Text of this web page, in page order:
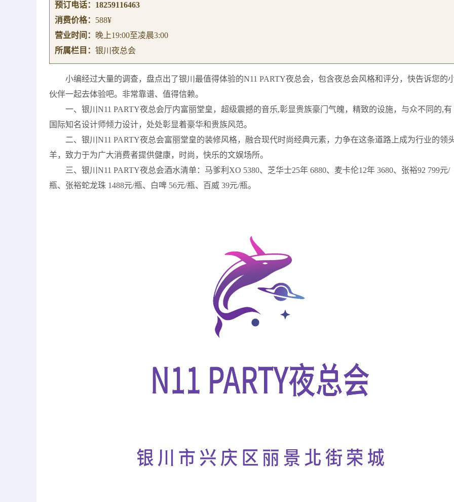
预订电话： 18259116463
消费价格： 588¥
营业时间：
晚上19:00至凌晨3:00
所属栏目： 银川夜总会
小编经过大量的调查，盘点出了银川最值得体验的N11 PARTY夜总会，包含夜总会风格和评分，快告诉您的
伙伴一起去体验吧。非常靠谱、值得信赖。
一、银川N11 PARTY夜总会厅内富丽堂皇，超级震撼的音乐,彰显贵族豪门气魄，精致的设施，与众不同的,有
国际知名设计师倾力设计，处处彰显着豪华和贵族风范。
二、银川N11 PARTY夜总会富丽堂皇的装修风格，融合现代时尚经典元素，力争在这条道路上成为行业的领
羊，致力于为广大消费者提供健康，时尚，快乐的文娱场所。
三、银川N11 PARTY夜总会酒水清单：马爹利XO 5380、芝华士25年 6880、麦卡伦12年 3680、张裕92 799元/
瓶、张裕蛇龙珠 1488元/瓶、白啤 56元/瓶、百威 39元/瓶。